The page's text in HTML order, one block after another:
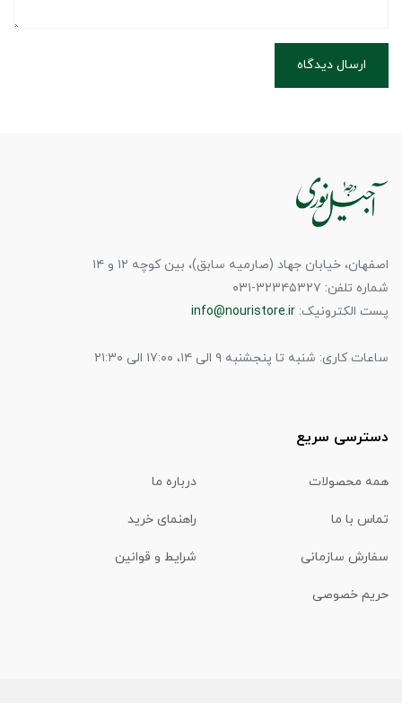
ارسال دیدگاه
اصفهان، خیابان جهاد (صارمیه سابق)، بین کوچه ۱۲ و ۱۴
شماره تلفن: ۳۲۳۴۵۳۲۷-۰۳۱
پست الکترونیک: info@nouristore.ir
ساعات کاری: شنبه تا پنجشنبه ۹ الی ۱۴، ۱۷:۰۰ الی ۲۱:۳۰
دسترسی سریع
همه محصولات درباره ما
تماس با ما راهنمای خرید
سفارش سازمانی شرایط و قوانین
حریم خصوصی